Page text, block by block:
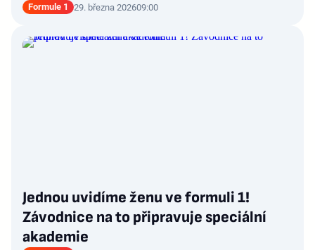
Formule 1 29. března 202609:00
Jednou uvidíme ženu ve formuli 1!
Závodnice na to připravuje speciální
akademie